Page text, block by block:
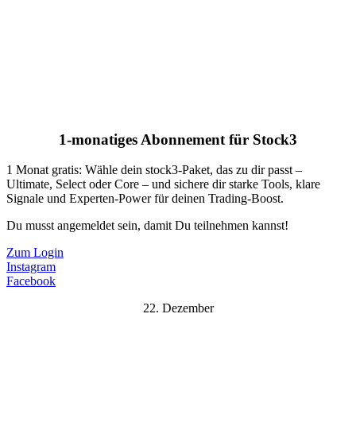
1-monatiges Abonnement für Stock3
1 Monat gratis: Wähle dein stock3-Paket, das zu dir passt –
Ultimate, Select oder Core – und sichere dir starke Tools, klare
Signale und Experten-Power für deinen Trading-Boost.
Du musst angemeldet sein, damit Du teilnehmen kannst!
Zum Login
Instagram
Facebook
22. Dezember